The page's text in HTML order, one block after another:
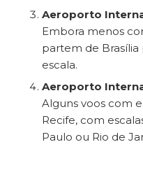
Aeroporto
Embora menos
partem de Brasília
escala.
Aeroporto
Alguns voos com
Recife, com
Paulo ou Rio de